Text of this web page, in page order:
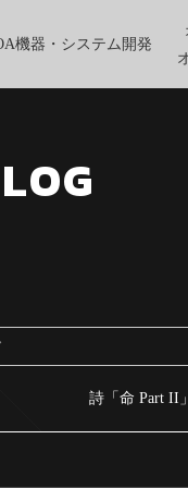
機器・システム開発
詩「命 Part II」